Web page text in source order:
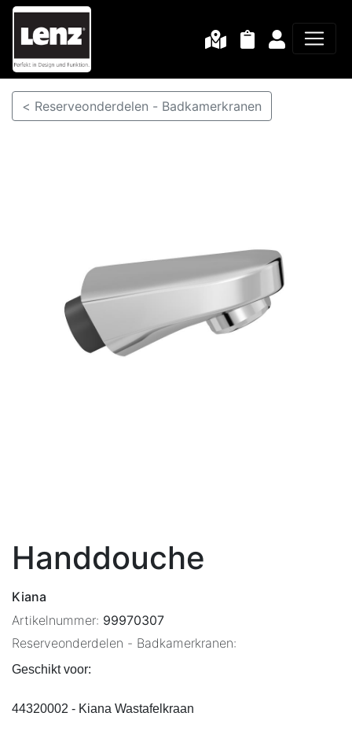
< Reserveonderdelen - Badkamerkranen
Handdouche
Kiana
Artikelnummer: 99970307
Reserveonderdelen - Badkamerkranen:
Geschikt voor:
44320002 - Kiana Wastafelkraan